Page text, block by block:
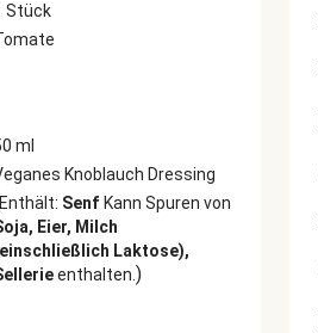
Stück
ml
Knoblauch Dressing
Enthält: Senf Kann Spuren von
Eier, Milch
Laktose),
enthalten. )